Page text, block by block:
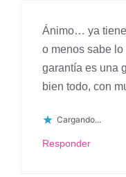
Ánimo… ya
o menos sabe
garantía es una
bien todo, con
Cargando...
Responder